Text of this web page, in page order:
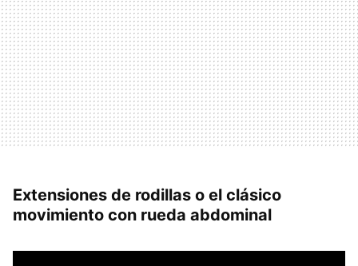
Extensiones de rodillas o el clásico
movimiento con rueda abdominal